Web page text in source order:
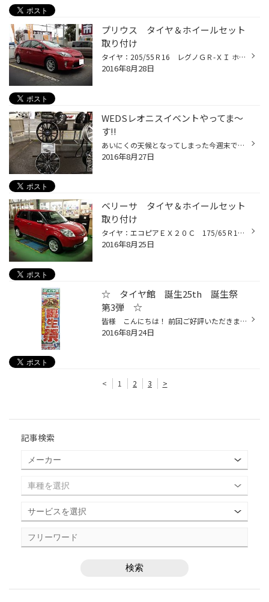
プリウス タイヤ＆ホイールセット
取り付け
タイヤ：205/55Ｒ16 レグノＧＲ-ＸＩ ホイール：16Ｘ65 5/100 ＩＳ46 エコフォルム ＳＥ１０ 純正サイズより１インチアップでのお取り付けです!!ハイブリッドカーは 走行音が静かですから、ロードノイズの少ないレグノがお勧めですよ～★ お買い上げいただき、まことにありがとうございました!!
2016年8月28日
WEDSレオニスイベントやってま～
す!!
あいにくの天候となってしまった今週末ですが、レオニスシリーズ店頭店内合わせて ９種類展示中です★ １７インチから１９インチまでで、UC２種類、LV２種類、VX、VT、グレイラ、 ナヴィア０３・０５がご覧いただけます!! アルミホイールお考えでしたら、どんなことでもお気軽にお問合せ下さいね♪ お...
2016年8月27日
ベリーサ タイヤ＆ホイールセット
取り付け
タイヤ：エコピアＥＸ２０Ｃ 175/65Ｒ14 ホイール：エコフォルムＣＲＳ１１１ 14Ｘ5.5 4-100 ＩＳ40 １インチダウンながらもセンターキャップをレッドに交換させていただき ボディカラーともぴったりお似合いですね♪ お買い上げいただき、まことにありがとうございました!!
2016年8月25日
☆ タイヤ館 誕生25th 誕生祭
第3弾 ☆
皆様 こんにちは！ 前回ご好評いただきました タイヤ館誕生祭 第3弾が 今月27日から9月4日まで開催します！ 感謝の気持ちを込めたセールになりますので 是非この機会に皆様のご来店を心よりお待ち致しております。
2016年8月24日
< 1 2 3 >
記事検索